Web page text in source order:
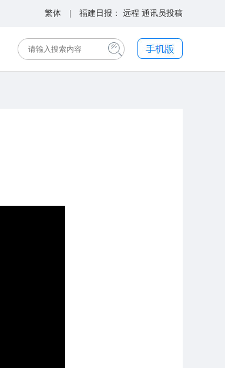
繁体 | 福建日报： 远程 通讯员投稿